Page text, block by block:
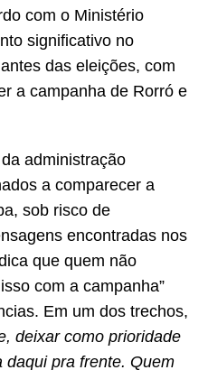
com o Ministério
significativo no
das eleições, com
a campanha de Rorró e
administração
a comparecer a
sob risco de
encontradas nos
que quem não
com a campanha”
Em um dos trechos,
deixar como prioridade
daqui pra frente. Quem